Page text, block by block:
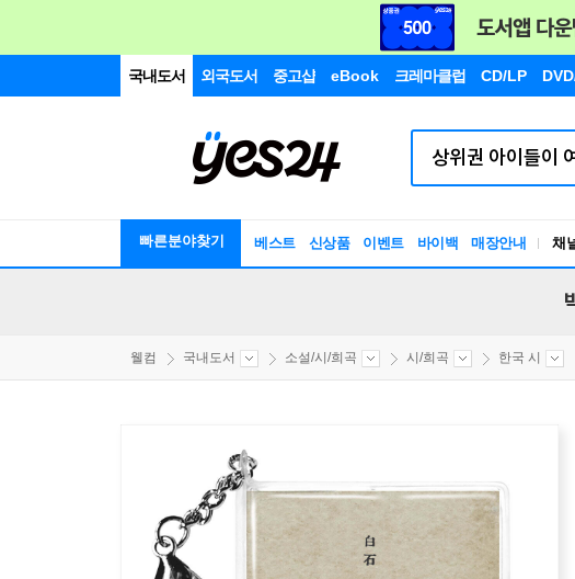
국내도서 외국도서 중고샵 eBook 크레마클럽 CD/LP
빠른분야찾기 베스트 신상품 이벤트 바이백 매장안내 채
웰컴 국내도서 소설/시/희곡 시/희곡 한국 시